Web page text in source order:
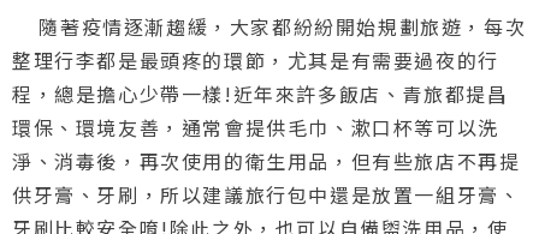
隨著疫情逐漸趨緩，大家都紛紛開始規劃旅遊，每次
整理行李都是最頭疼的環節，尤其是有需要過夜的行
程，總是擔心少帶一樣!近年來許多飯店、青旅都提昌
環保、環境友善，通常會提供毛巾、漱口杯等可以洗
淨、消毒後，再次使用的衛生用品，但有些旅店不再提
供牙膏、牙刷，所以建議旅行包中還是放置一組牙膏、
牙刷比較安全唷!除此之外，也可以自備盥洗用品，使